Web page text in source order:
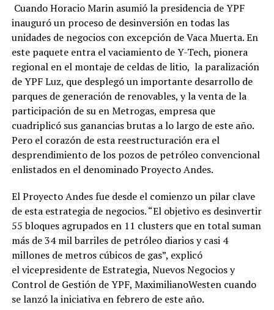
Cuando Horacio Marin asumió la presidencia de YPF
inauguró un proceso de desinversión en todas las
unidades de negocios con excepción de Vaca Muerta. En
este paquete entra el vaciamiento de Y-Tech, pionera
regional en el montaje de celdas de litio, la paralización
de YPF Luz, que desplegó un importante desarrollo de
parques de generación de renovables, y la venta de la
participación de su en Metrogas, empresa que
cuadriplicó sus ganancias brutas a lo largo de este año.
Pero el corazón de esta reestructuración era el
desprendimiento de los pozos de petróleo convencional
enlistados en el denominado Proyecto Andes.
El Proyecto Andes fue desde el comienzo un pilar clave
de esta estrategia de negocios. “El objetivo es desinvertir
55 bloques agrupados en 11 clusters que en total suman
más de 34 mil barriles de petróleo diarios y casi 4
millones de metros cúbicos de gas”, explicó
el vicepresidente de Estrategia, Nuevos Negocios y
Control de Gestión de YPF, MaximilianoWesten cuando
se lanzó la iniciativa en febrero de este año.